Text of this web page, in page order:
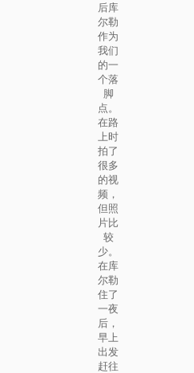
后库
尔勒
作为
我们
的一
个落
脚
点。
在路
上时
拍了
很多
的视
频，
但照
片比
较
少。
在库
尔勒
住了
一夜
后，
早上
出发
赶往